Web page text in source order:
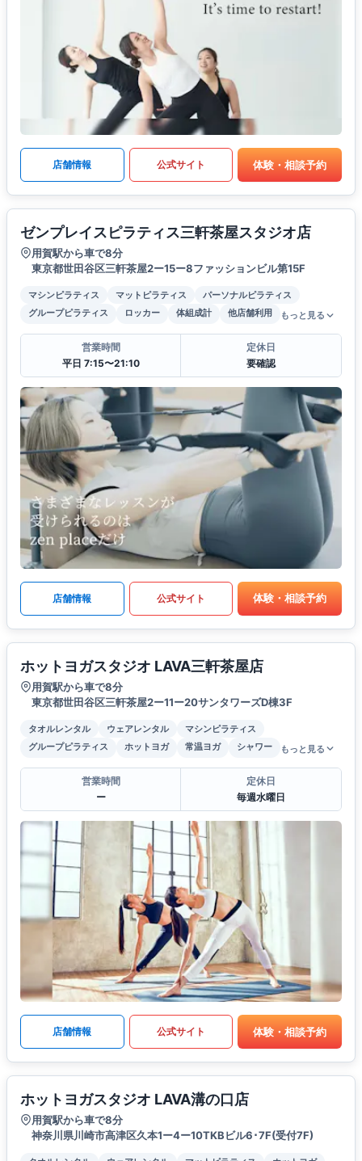
店舗情報 公式サイト 体験・相談予約
ゼンプレイスピラティス三軒茶屋スタジオ店
用賀駅から車で8分
東京都世田谷区三軒茶屋2ー15ー8ファッションビル第15F
マシンピラティス マットピラティス
パーソナルピラティス
グループピラティス
ロッカー 体組成計 他店舗利用 もっと見る
営業時間
平日 7:15〜21:10
定休日
要確認
店舗情報 公式サイト 体験・相談予約
ホットヨガスタジオ LAVA三軒茶屋店
用賀駅から車で8分
東京都世田谷区三軒茶屋2ー11ー20サンタワーズD棟3F
タオルレンタル ウェアレンタル
マシンピラティス
グループピラティス
ホットヨガ 常温ヨガ シャワー もっと見る
営業時間
ー
定休日
毎週水曜日
店舗情報 公式サイト 体験・相談予約
ホットヨガスタジオ LAVA溝の口店
用賀駅から車で8分
神奈川県川崎市高津区久本1ー4ー10TKBビル6･7F(受付7F)